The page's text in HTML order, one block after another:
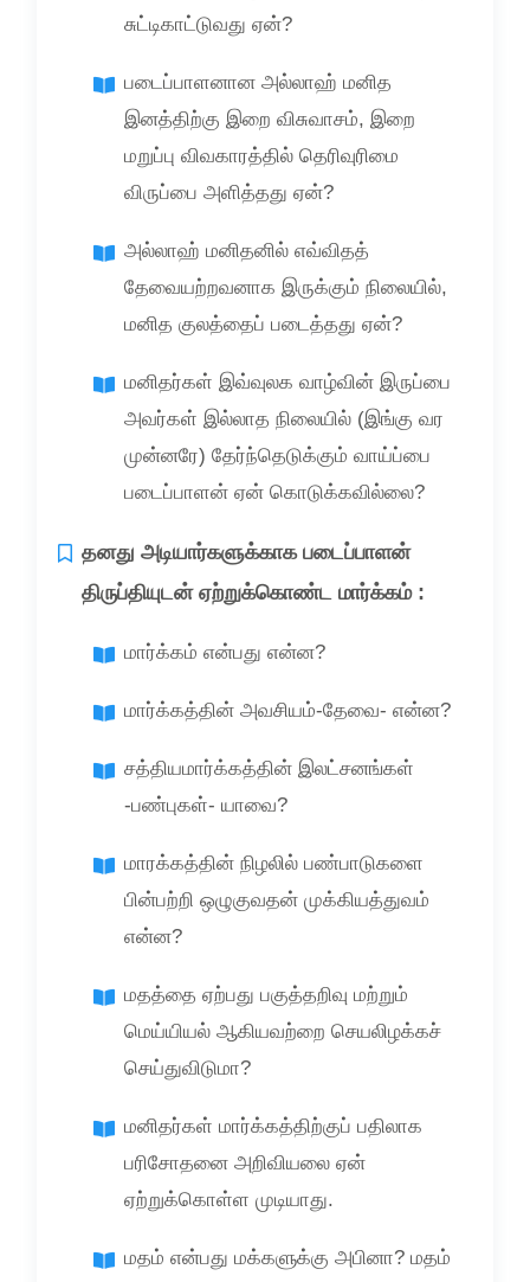
சுட்டிகாட்டுவது ஏன்?
படைப்பாளனான அல்லாஹ் மனித
இனத்திற்கு இறை விசுவாசம், இறை
மறுப்பு விவகாரத்தில் தெரிவுரிமை
விருப்பை அளித்தது ஏன்?
அல்லாஹ் மனிதனில் எவ்விதத்
தேவையற்றவனாக இருக்கும் நிலையில்,
மனித குலத்தைப் படைத்தது ஏன்?
மனிதர்கள் இவ்வுலக வாழ்வின் இருப்பை
அவர்கள் இல்லாத நிலையில் (இங்கு வர
முன்னரே) தேர்ந்தெடுக்கும் வாய்ப்பை
படைப்பாளன் ஏன் கொடுக்கவில்லை?
தனது அடியார்களுக்காக படைப்பாளன்
திருப்தியுடன் ஏற்றுக்கொண்ட மார்க்கம் :
மார்க்கம் என்பது என்ன?
மார்க்கத்தின் அவசியம்-தேவை- என்ன?
சத்தியமார்க்கத்தின் இலட்சனங்கள்
-பண்புகள்- யாவை?
மாரக்கத்தின் நிழலில் பண்பாடுகளை
பின்பற்றி ஒழுகுவதன் முக்கியத்துவம்
என்ன?
மதத்தை ஏற்பது பகுத்தறிவு மற்றும்
மெய்யியல் ஆகியவற்றை செயலிழக்கச்
செய்துவிடுமா?
மனிதர்கள் மார்க்கத்திற்குப் பதிலாக
பரிசோதனை அறிவியலை ஏன்
ஏற்றுக்கொள்ள முடியாது.
மதம் என்பது மக்களுக்கு அபினா? மதம்